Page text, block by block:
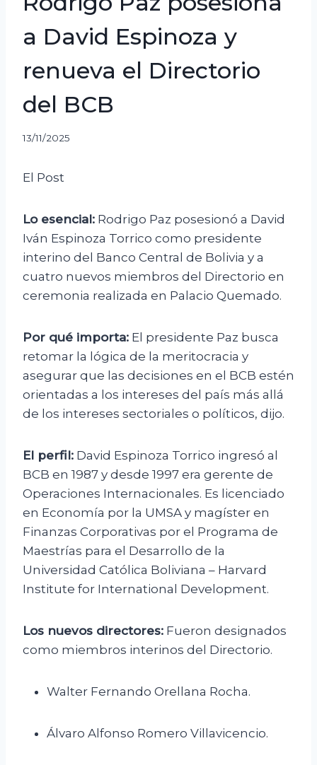
a David Espinoza y
renueva el Directorio
del BCB
13/11/2025
El Post
Lo esencial: Rodrigo Paz posesionó a David
Iván Espinoza Torrico como presidente
interino del Banco Central de Bolivia y a
cuatro nuevos miembros del Directorio en
ceremonia realizada en Palacio Quemado.
Por qué importa: El presidente Paz busca
retomar la lógica de la meritocracia y
asegurar que las decisiones en el BCB estén
orientadas a los intereses del país más allá
de los intereses sectoriales o políticos, dijo.
El perfil: David Espinoza Torrico ingresó al
BCB en 1987 y desde 1997 era gerente de
Operaciones Internacionales. Es licenciado
en Economía por la UMSA y magíster en
Finanzas Corporativas por el Programa de
Maestrías para el Desarrollo de la
Universidad Católica Boliviana – Harvard
Institute for International Development.
Los nuevos directores: Fueron designados
como miembros interinos del Directorio.
Walter Fernando Orellana Rocha.
Álvaro Alfonso Romero Villavicencio.